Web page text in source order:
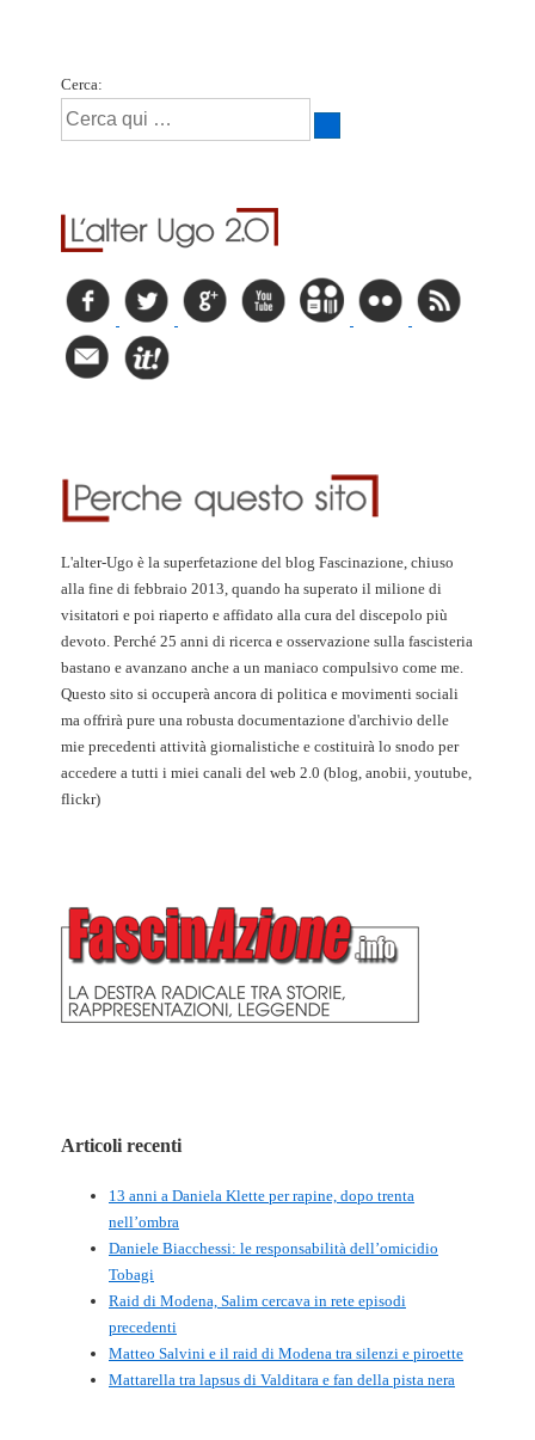
Cerca:
L'alter-Ugo è la superfetazione del blog Fascinazione, chiuso
alla fine di febbraio 2013, quando ha superato il milione di
visitatori e poi riaperto e affidato alla cura del discepolo più
devoto. Perché 25 anni di ricerca e osservazione sulla fascisteria
bastano e avanzano anche a un maniaco compulsivo come me.
Questo sito si occuperà ancora di politica e movimenti sociali
ma offrirà pure una robusta documentazione d'archivio delle
mie precedenti attività giornalistiche e costituirà lo snodo per
accedere a tutti i miei canali del web 2.0 (blog, anobii, youtube,
flickr)
Articoli recenti
13 anni a Daniela Klette per rapine, dopo trenta
nell’ombra
Daniele Biacchessi: le responsabilità dell’omicidio
Tobagi
Raid di Modena, Salim cercava in rete episodi
precedenti
Matteo Salvini e il raid di Modena tra silenzi e piroette
Mattarella tra lapsus di Valditara e fan della pista nera